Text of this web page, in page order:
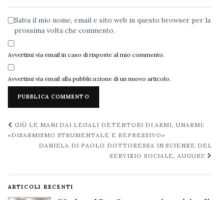
Salva il mio nome, email e sito web in questo browser per la
prossima volta che commento.
Avvertimi via email in caso di risposte al mio commento.
Avvertimi via email alla pubblicazione di un nuovo articolo.
Navigazione
post
GIÙ LE MANI DAI LEGALI DETENTORI DI ARMI, UNARMI:
«DISARMISMO STRUMENTALE E REPRESSIVO»
DANIELA DI PAOLO DOTTORESSA IN SCIENZE DEL
SERVIZIO SOCIALE, AUGURI!
ARTICOLI RECENTI